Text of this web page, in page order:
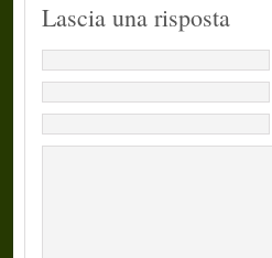
Lascia una risposta